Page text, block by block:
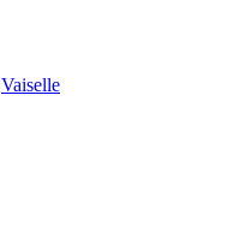
Vaiselle